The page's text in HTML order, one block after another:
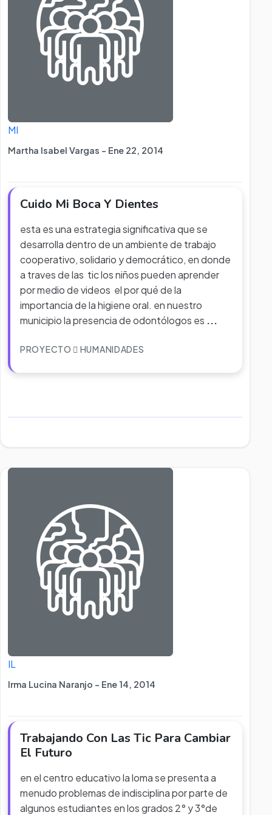
MI
Martha Isabel Vargas - Ene 22, 2014
Cuido Mi Boca Y Dientes
esta es una estrategia significativa que se
desarrolla dentro de un ambiente de trabajo
cooperativo, solidario y democrático, en donde
a traves de las tic los niños pueden aprender
por medio de videos el por qué de la
importancia de la higiene oral. en nuestro
municipio la presencia de odontólogos es ...
PROYECTO HUMANIDADES
IL
Irma Lucina Naranjo - Ene 14, 2014
Trabajando Con Las Tic Para Cambiar
El Futuro
en el centro educativo la loma se presenta a
menudo problemas de indisciplina por parte de
algunos estudiantes en los grados 2° y 3°de